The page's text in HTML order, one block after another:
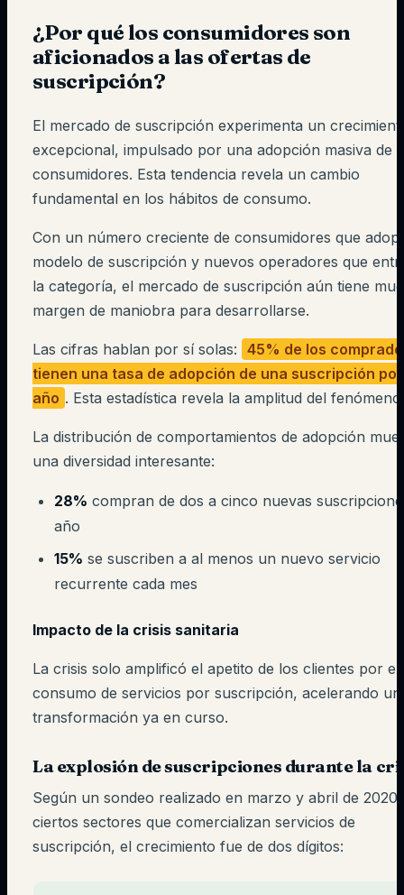
¿Por qué los consumidores son
aficionados a las ofertas de
suscripción?
El mercado de suscripción experimenta un
excepcional, impulsado por una adopción masiva de
consumidores. Esta tendencia revela un cambio
fundamental en los hábitos de consumo.
Con un número creciente de consumidores que
modelo de suscripción y nuevos operadores que
la categoría, el mercado de suscripción aún tiene
margen de maniobra para desarrollarse.
Las cifras hablan por sí solas:
45% de los
tienen una tasa de adopción de una suscripción por
año . Esta estadística revela la amplitud del
La distribución de comportamientos de adopción
una diversidad interesante:
28% compran de dos a cinco nuevas
año
15% se suscriben a al menos un nuevo servicio
recurrente cada mes
Impacto de la crisis sanitaria
La crisis solo amplificó el apetito de los clientes por el
consumo de servicios por suscripción, acelerando
transformación ya en curso.
La explosión de suscripciones durante la
Según un sondeo realizado en marzo y abril de
ciertos sectores que comercializan servicios de
suscripción, el crecimiento fue de dos dígitos: